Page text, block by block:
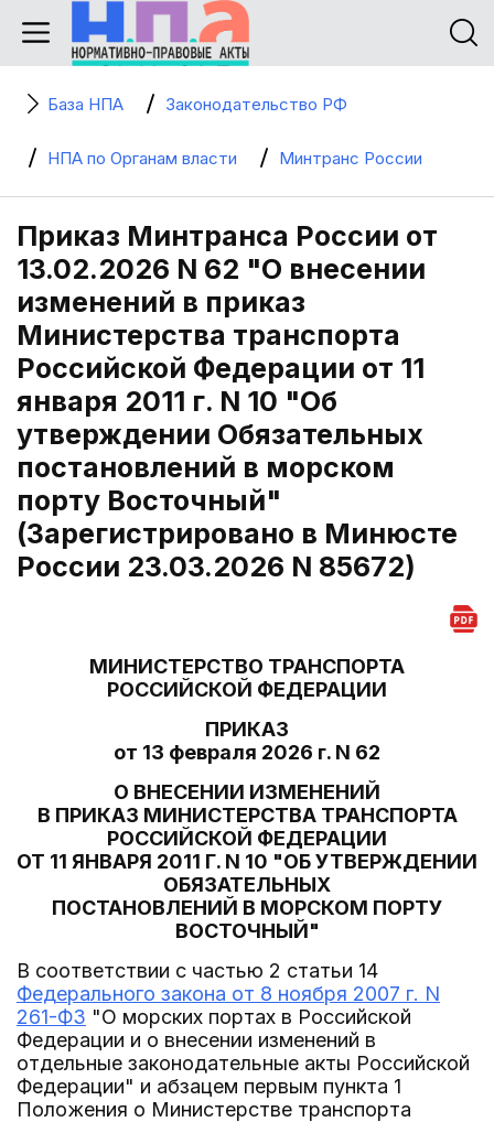
База НПА Законодательство РФ
НПА по Органам власти Минтранс России
Приказ Минтранса России от
13.02.2026 N 62 "О внесении
изменений в приказ
Министерства транспорта
Российской Федерации от 11
января 2011 г. N 10 "Об
утверждении Обязательных
постановлений в морском
порту Восточный"
(Зарегистрировано в Минюсте
России 23.03.2026 N 85672)
МИНИСТЕРСТВО ТРАНСПОРТА
РОССИЙСКОЙ ФЕДЕРАЦИИ
ПРИКАЗ
от 13 февраля 2026 г. N 62
О ВНЕСЕНИИ ИЗМЕНЕНИЙ
В ПРИКАЗ МИНИСТЕРСТВА ТРАНСПОРТА
РОССИЙСКОЙ ФЕДЕРАЦИИ
ОТ 11 ЯНВАРЯ 2011 Г. N 10 "ОБ УТВЕРЖДЕНИИ
ОБЯЗАТЕЛЬНЫХ
ПОСТАНОВЛЕНИЙ В МОРСКОМ ПОРТУ
ВОСТОЧНЫЙ"
В соответствии с частью 2 статьи 14
Федерального закона от 8 ноября 2007 г. N
261-ФЗ "О морских портах в Российской
Федерации и о внесении изменений в
отдельные законодательные акты Российской
Федерации" и абзацем первым пункта 1
Положения о Министерстве транспорта